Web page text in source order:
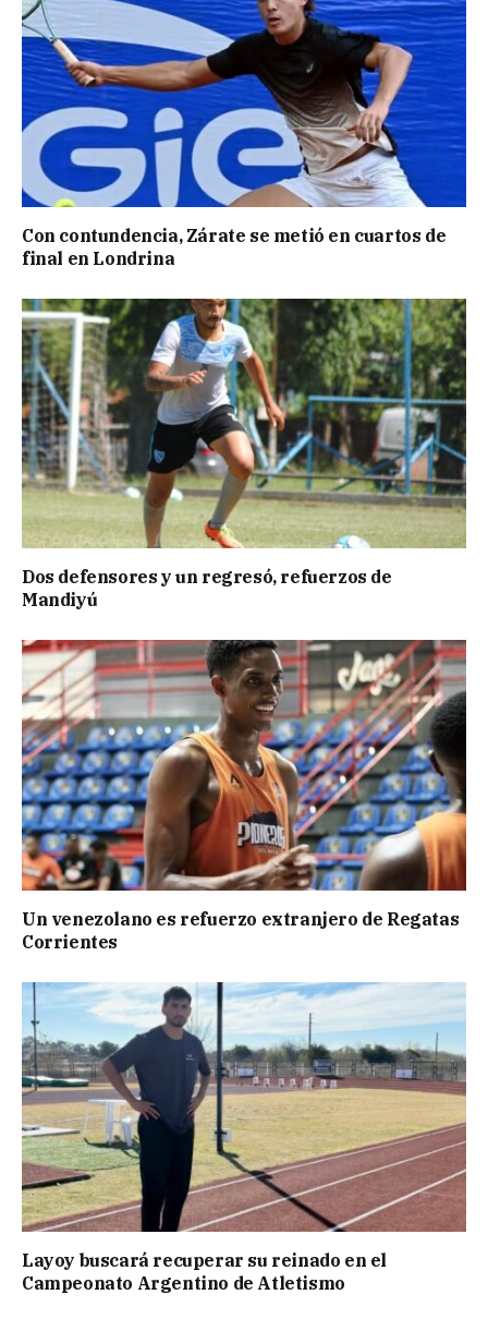
Con contundencia, Zárate se metió en cuartos de
final en Londrina
Dos defensores y un regresó, refuerzos de
Mandiyú
Un venezolano es refuerzo extranjero de Regatas
Corrientes
Layoy buscará recuperar su reinado en el
Campeonato Argentino de Atletismo